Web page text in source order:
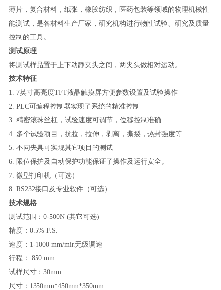
薄片，复合材料，纸张，橡胶纺织，医药包装等领域的物理机械性
能测试，是各材料生产厂家，研究机构进行物性试验、研究及质量
控制的工具。
测试原理
将测试样品置于上下动静夹头之间，两夹头做相对运动。
技术特征
1. 7英寸高亮度TFT液晶触摸屏方便参数设置及试验操作
2. PLC可编程控制器实现了系统的精准控制
3. 精密滚珠丝杠，试验速度可调节，位移控制准确
4. 多个试验项目，抗拉，拉伸，剥离，撕裂，热封强度等
5. 不同夹具可实现其它项目的测试
6.
限位保护及自动保护功能保证了操作及运行安全。
7. 微型打印机（可选）
8. RS232接口及专业软件（可选）
技术规格
测试范围： 0-500N (其它可选)
精度： 0.5% F.S.
速度： 1-1000 mm/min无级调速
行程：
850mm
试样尺寸： 30mm
尺寸： 1350mm*450mm*350mm